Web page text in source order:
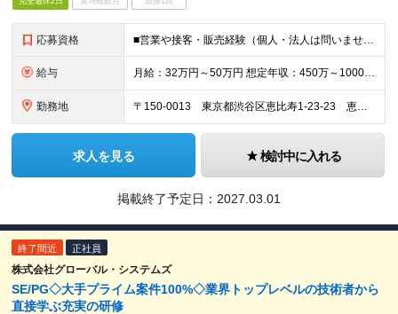
応募資格 ■営業や接客・販売経験（個人・法人は問いません） ※上記未経験であってもポテンシャル重視で採用します ※キャリアチェンジをご検討の方もお気軽にご応募ください
給与 月給：32万円～50万円 想定年収：450万～1000万円（内訳：月給＋年4回のインセンティブ） ※経験・スキルなどを考慮し、決定します。 ※月給には固定残業代（40時間分）を含みます。 ※試用期間
勤務地 〒150-0013 東京都渋谷区恵比寿1-23-23 恵比寿スクエア5階 ※転勤はありません。
求人を見る 検討中に入れる
掲載終了予定日： 2027.03.01
終了間近 正社員
株式会社グローバル・システムズ
SE/PG◇大手プライム案件100%◇業界トップレベルの技術者から
直接学ぶ充実の研修